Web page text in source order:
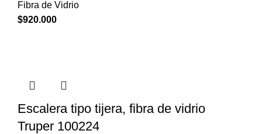
Fibra de Vidrio
$920.000
Escalera tipo tijera, fibra de vidrio
Truper 100224